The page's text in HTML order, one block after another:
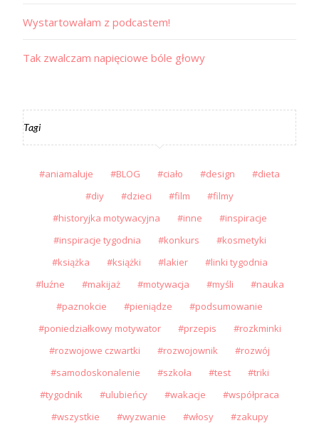
Wystartowałam z podcastem!
Tak zwalczam napięciowe bóle głowy
Tagi
aniamaluje BLOG ciało design
dieta
diy
dzieci film
filmy
historyjka motywacyjna
inne
inspiracje
inspiracje tygodnia
konkurs
kosmetyki
książka
książki lakier
linki tygodnia
luźne
makijaż motywacja myśli
nauka
paznokcie
pieniądze
podsumowanie
poniedziałkowy motywator
przepis
rozkminki
rozwojowe czwartki
rozwojownik
rozwój
samodoskonalenie
szkoła test
triki
tygodnik
ulubieńcy wakacje
współpraca
wszystkie
wyzwanie włosy zakupy